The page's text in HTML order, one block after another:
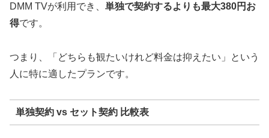
DMM TVが利用でき、 単独で契約するよりも最大380円お
得です。
つまり、「どちらも観たいけれど料金は抑えたい」という
人に特に適したプランです。
単独契約 vs セット契約 比較表